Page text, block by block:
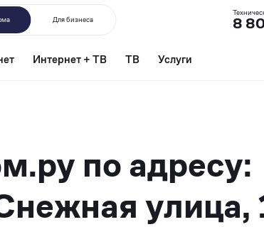
Для бизнеса 8
Интернет + ТВ ТВ Услуги
по адресу:
улица,